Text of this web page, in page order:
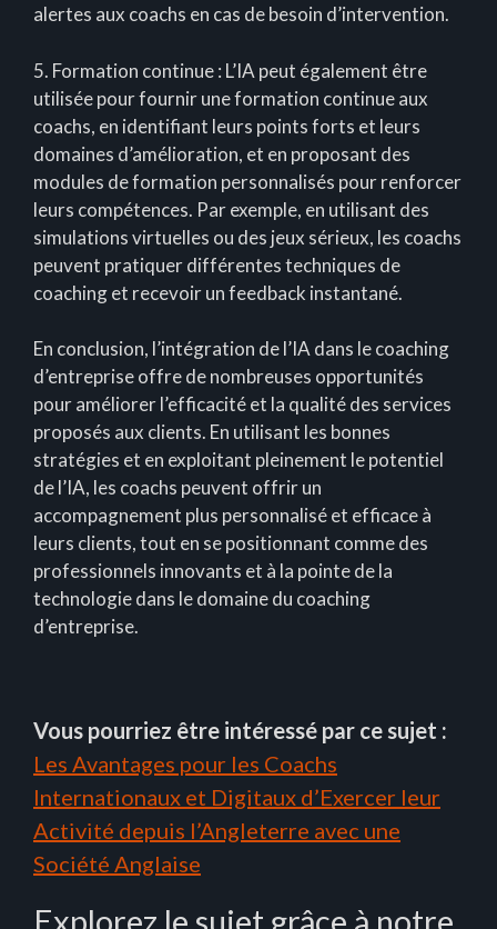
alertes aux coachs en cas de besoin d’intervention.
5. Formation continue : L’IA peut également être
utilisée pour fournir une formation continue aux
coachs, en identifiant leurs points forts et leurs
domaines d’amélioration, et en proposant des
modules de formation personnalisés pour renforcer
leurs compétences. Par exemple, en utilisant des
simulations virtuelles ou des jeux sérieux, les coachs
peuvent pratiquer différentes techniques de
coaching et recevoir un feedback instantané.
En conclusion, l’intégration de l’IA dans le coaching
d’entreprise offre de nombreuses opportunités
pour améliorer l’efficacité et la qualité des services
proposés aux clients. En utilisant les bonnes
stratégies et en exploitant pleinement le potentiel
de l’IA, les coachs peuvent offrir un
accompagnement plus personnalisé et efficace à
leurs clients, tout en se positionnant comme des
professionnels innovants et à la pointe de la
technologie dans le domaine du coaching
d’entreprise.
Vous pourriez être intéressé par ce sujet :
Les Avantages pour les Coachs
Internationaux et Digitaux d’Exercer leur
Activité depuis l’Angleterre avec une
Société Anglaise
Explorez le sujet grâce à notre